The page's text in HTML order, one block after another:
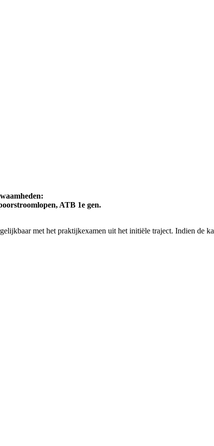
ATB 1e gen.
met het praktijkexamen uit het initiële traject. Indien de